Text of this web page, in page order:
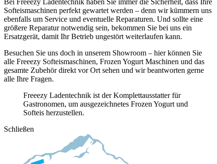
Softeismaschinen perfekt gewartet werden – denn wir kümmern uns
ebenfalls um Service und eventuelle Reparaturen. Und sollte eine
größere Reparatur notwendig sein, bekommen Sie bei uns ein
Ersatzgerät, damit Ihr Betrieb ungestört weiterlaufen kann.
Besuchen Sie uns doch in unserem Showroom – hier können Sie
alle Freeezy Softeismaschinen, Frozen Yogurt Maschinen und das
gesamte Zubehör direkt vor Ort sehen und wir beantworten gerne
alle Ihre Fragen.
Freeezy Ladentechnik ist der Komplettausstatter für
Gastronomen, um ausgezeichnetes Frozen Yogurt und
Softeis herzustellen.
Schließen